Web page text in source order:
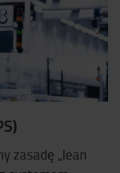
zasadę „lean